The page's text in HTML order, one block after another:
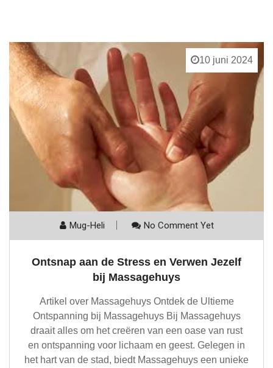
10 juni 2024
Mug-Heli No Comment Yet
Ontsnap aan de Stress en Verwen Jezelf
bij Massagehuys
Artikel over Massagehuys Ontdek de Ultieme
Ontspanning bij Massagehuys Bij Massagehuys
draait alles om het creëren van een oase van rust
en ontspanning voor lichaam en geest. Gelegen in
het hart van de stad, biedt Massagehuys een unieke